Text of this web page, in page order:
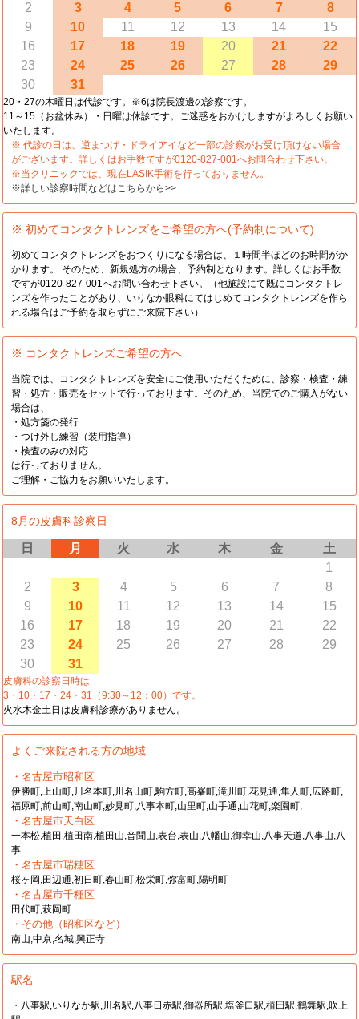
2
3 4 5 6 7
8
9
10 11 12 13 14
15
16
17 18 19 20 21
22
23
24 25 26 27 28
29
30
31
20・27の木曜日は代診です。※6は院長渡邊の診察です。
11～15（お盆休み）・日曜は休診です。ご迷惑をおかけしますがよろしくお願い
いたします。
※ 代診の日は、逆まつげ・ドライアイなど一部の診察がお受け頂けない場合
がございます。詳しくはお手数ですが0120-827-001へお問合わせ下さい。
※当クリニックでは、現在LASIK手術を行っておりません。
※詳しい診察時間などはこちらから>>
※ 初めてコンタクトレンズをご希望の方へ(予約制について)
初めてコンタクトレンズをおつくりになる場合は、１時間半ほどのお時間がか
かります。 そのため、新規処方の場合、予約制となります。詳しくはお手数
ですが0120-827-001へお問い合わせ下さい。（他施設にて既にコンタクトレ
ンズを作ったことがあり、いりなか眼科にてはじめてコンタクトレンズを作ら
れる場合はご予約を取らずにご来院下さい）
※ コンタクトレンズご希望の方へ
当院では、コンタクトレンズを安全にご使用いただくために、診察・検査・練
習・処方・販売をセットで行っております。そのため、当院でのご購入がない
場合は、
・処方箋の発行
・つけ外し練習（装用指導）
・検査のみの対応
は行っておりません。
ご理解・ご協力をお願いいたします。
8月の皮膚科診察日
日 月 火 水 木 金
土
1
2
3 4 5 6 7
8
9
10 11 12 13 14
15
16
17 18 19 20 21
22
23
24 25 26 27 28
29
30
31
皮膚科の診察日時は
3・10・17・24・31（9:30～12：00）です。
火水木金土日は皮膚科診療がありません。
よくご来院される方の地域
・名古屋市昭和区
伊勝町,上山町,川名本町,川名山町,駒方町,高峯町,滝川町,花見通,隼人町,広路町,
福原町,前山町,南山町,妙見町,八事本町,山里町,山手通,山花町,楽園町,
・名古屋市天白区
一本松,植田,植田南,植田山,音聞山,表台,表山,八幡山,御幸山,八事天道,八事山,八
事
・名古屋市瑞穂区
桜ヶ岡,田辺通,初日町,春山町,松栄町,弥富町,陽明町
・名古屋市千種区
田代町,萩岡町
・その他（昭和区など）
南山,中京,名城,興正寺
駅名
・八事駅,いりなか駅,川名駅,八事日赤駅,御器所駅,塩釜口駅,植田駅,鶴舞駅,吹上